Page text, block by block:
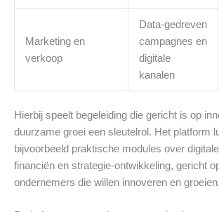
Marketing en
verkoop
Data-gedreven
campagnes en
digitale
kanalen
Hierbij speelt begeleiding die gericht is op
duurzame groei een sleutelrol. Het platform
bijvoorbeeld praktische modules over
financiën en strategie-ontwikkeling, gericht
ondernemers die willen innoveren en groeien.